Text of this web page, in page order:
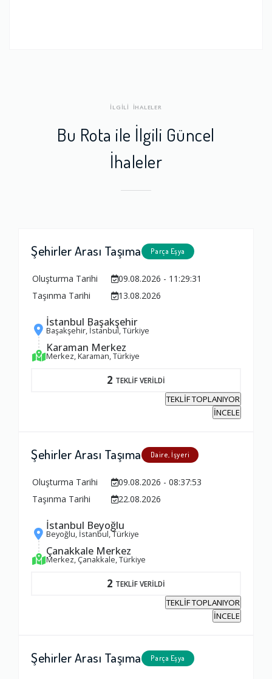
İLGİLİ İHALELER
Bu Rota ile İlgili Güncel
İhaleler
Şehirler Arası Taşıma Parça Eşya
Oluşturma Tarihi
09.08.2026 - 11:29:31
Taşınma Tarihi
13.08.2026
İstanbul Başakşehir
Başakşehir, İstanbul, Türkiye
Karaman Merkez
Merkez, Karaman, Türkiye
2 TEKLİF VERİLDİ
TEKLİF TOPLANIYOR
İNCELE
Şehirler Arası Taşıma Daire, İşyeri
Oluşturma Tarihi
09.08.2026 - 08:37:53
Taşınma Tarihi
22.08.2026
İstanbul Beyoğlu
Beyoğlu, İstanbul, Türkiye
Çanakkale Merkez
Merkez, Çanakkale, Türkiye
2 TEKLİF VERİLDİ
TEKLİF TOPLANIYOR
İNCELE
Şehirler Arası Taşıma Parça Eşya